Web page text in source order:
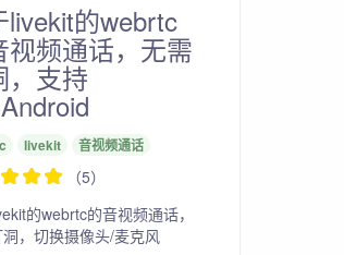
livekit的webrtc
视频通话，无需
，支持
livekit 音视频通话
（5）
的webrtc的音视频通话，
，切换摄像头/麦克风